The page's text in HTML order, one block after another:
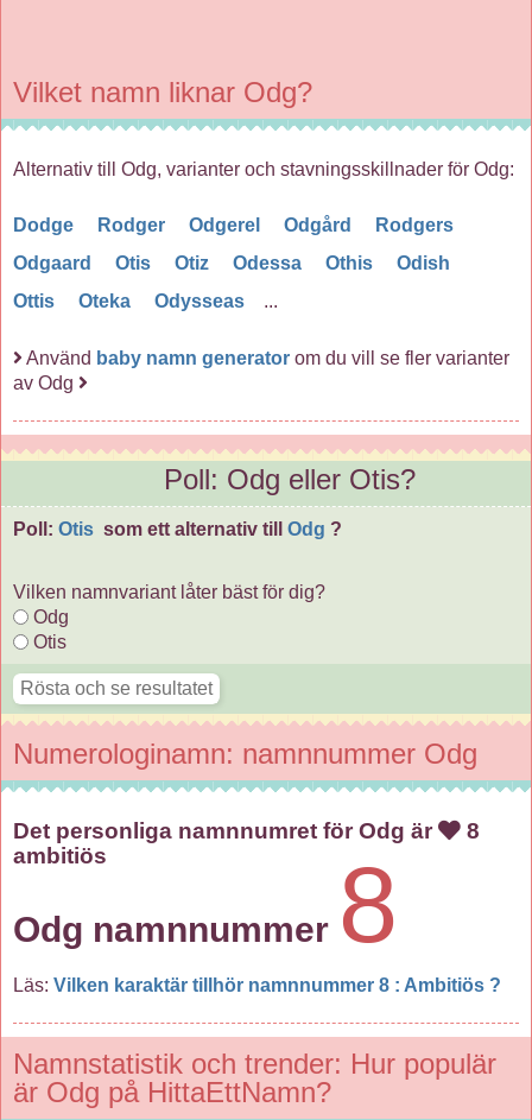
Vilket namn liknar Odg?
Alternativ till Odg, varianter och stavningsskillnader för Odg:
Dodge Rodger Odgerel Odgård
Rodgers
Odgaard
Otis Otiz Odessa Othis
Odish
Ottis
Oteka Odysseas ...
Använd baby namn generator om du vill se fler varianter
av Odg
Poll: Odg eller Otis?
Poll: Otis som ett alternativ till Odg ?
Vilken namnvariant låter bäst för dig?
Odg
Otis
Numerologinamn: namnnummer Odg
Det personliga namnnumret för Odg är
8
ambitiös
Odg namnnummer 8
Läs: Vilken karaktär tillhör namnnummer 8 : Ambitiös ?
Namnstatistik och trender: Hur populär
är Odg på HittaEttNamn?